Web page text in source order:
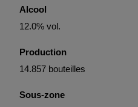
Alcool
12.0% vol.
Production
14.857 bouteilles
Sous-zone